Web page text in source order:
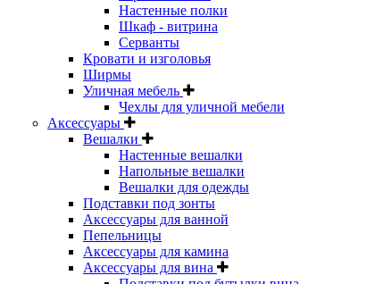
Настенные полки
Шкаф - витрина
Серванты
Кровати и изголовья
Ширмы
Уличная мебель
Чехлы для уличной мебели
Аксессуары
Вешалки
Настенные вешалки
Напольные вешалки
Вешалки для одежды
Подставки под зонты
Аксессуары для ванной
Пепельницы
Аксессуары для камина
Аксессуары для вина